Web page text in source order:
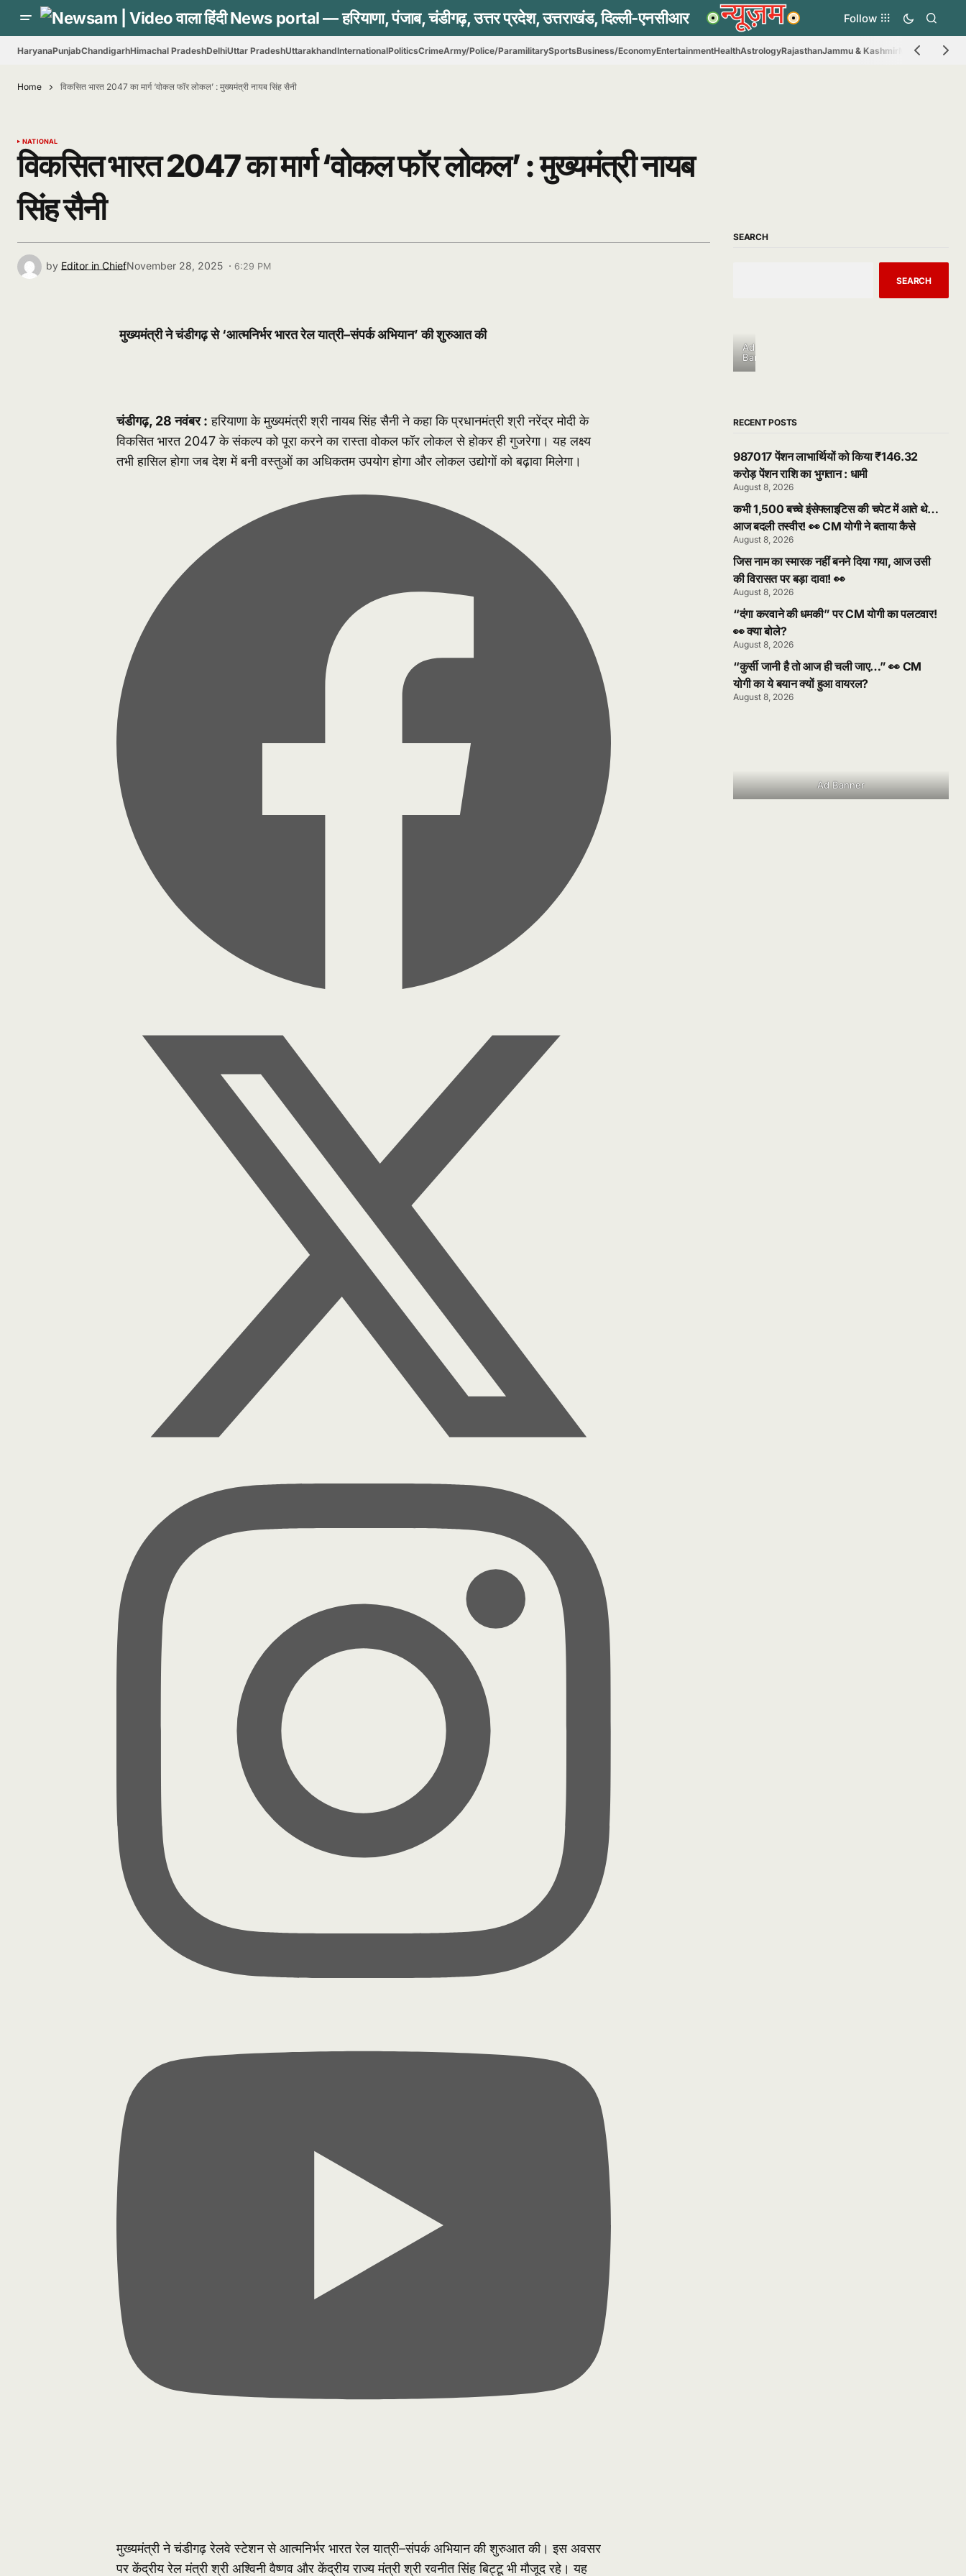
Follow
HaryanaPunjabChandigarhHimachal PradeshDelhiUttar PradeshUttarakhandInternationalPoliticsCrimeArmy/Police/ParamilitarySportsBusiness/EconomyEntertainmentHealthAstrologyRajasthanJammu & Kashmir Madhya
Home विकसित भारत 2047 का मार्ग ‘वोकल फॉर लोकल’ : मुख्यमंत्री नायब सिंह सैनी
NATIONAL
विकसित भारत 2047 का मार्ग ‘वोकल फॉर लोकल’ : मुख्यमंत्री नायब
सिंह सैनी
by Editor in ChiefNovember 28, 2025 · 6:29 PM
मुख्यमंत्री ने चंडीगढ़ से ‘आत्मनिर्भर भारत रेल यात्री–संपर्क अभियान’ की शुरुआत की
चंडीगढ़, 28 नवंबर : हरियाणा के मुख्यमंत्री श्री नायब सिंह सैनी ने कहा कि प्रधानमंत्री श्री नरेंद्र मोदी के
विकसित भारत 2047 के संकल्प को पूरा करने का रास्ता वोकल फॉर लोकल से होकर ही गुजरेगा। यह लक्ष्य
तभी हासिल होगा जब देश में बनी वस्तुओं का अधिकतम उपयोग होगा और लोकल उद्योगों को बढ़ावा मिलेगा।
मुख्यमंत्री ने चंडीगढ़ रेलवे स्टेशन से आत्मनिर्भर भारत रेल यात्री–संपर्क अभियान की शुरुआत की। इस अवसर
पर केंद्रीय रेल मंत्री श्री अश्विनी वैष्णव और केंद्रीय राज्य मंत्री श्री रवनीत सिंह बिट्टू भी मौजूद रहे। यह
SEARCH
SEARCH
Ad
Banner
RECENT POSTS
987017 पेंशन लाभार्थियों को किया ₹146.32
करोड़ पेंशन राशि का भुगतान : धामी
August 8, 2026
कभी 1,500 बच्चे इंसेफ्लाइटिस की चपेट में आते थे…
आज बदली तस्वीर! 👀 CM योगी ने बताया कैसे
August 8, 2026
जिस नाम का स्मारक नहीं बनने दिया गया, आज उसी
की विरासत पर बड़ा दावा! 👀
August 8, 2026
“दंगा करवाने की धमकी” पर CM योगी का पलटवार!
👀 क्या बोले?
August 8, 2026
“कुर्सी जानी है तो आज ही चली जाए…” 👀 CM
योगी का ये बयान क्यों हुआ वायरल?
August 8, 2026
Ad Banner